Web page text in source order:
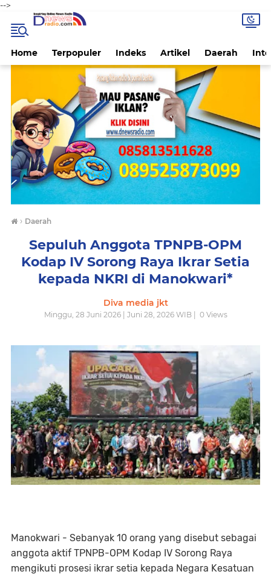
-->
Home Terpopuler Indeks Artikel Daerah
› Daerah
Sepuluh Anggota TPNPB-OPM
Kodap IV Sorong Raya Ikrar Setia
kepada NKRI di Manokwari*
Diva media jkt
Minggu, 28 Juni 2026 | Juni 28, 2026 WIB | 0Views
Manokwari - Sebanyak 10 orang yang disebut sebagai
anggota aktif TPNPB-OPM Kodap IV Sorong Raya
mengikuti prosesi ikrar setia kepada Negara Kesatuan